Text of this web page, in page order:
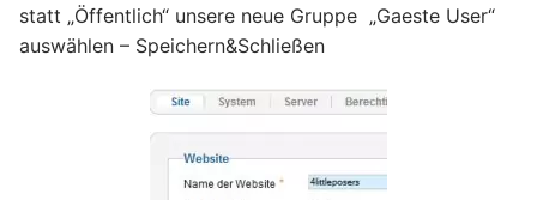
statt „Öffentlich“ unsere neue Gruppe „Gaeste User“
auswählen – Speichern&Schließen